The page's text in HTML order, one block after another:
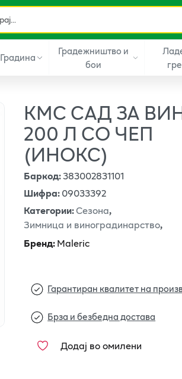
Градина
Градежништво и
бои
КМС САД ЗА
200 Л СО ЧЕП
(ИНОКС)
Баркод:383002831101
Шифра:09033392
Категории:Сезона,
Зимница и виноградинарство,
Бренд:Maleric
Гарантиран квалитет на
Брза и безбедна достава
Додај во омилени